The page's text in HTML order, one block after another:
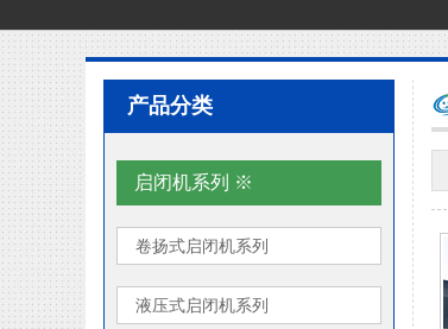
产品分类
启闭机系列 ※
卷扬式启闭机系列
液压式启闭机系列